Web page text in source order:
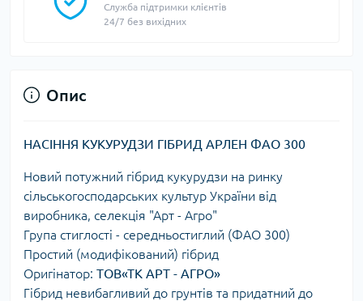
Служба підтримки клієнтів
24/7 без вихідних
Опис
НАСІННЯ КУКУРУДЗИ ГІБРИД АРЛЕН ФАО 300
Новий потужний гібрид кукурудзи на ринку
сільськогосподарських культур України від
виробника, селекція "Арт - Агро"
Група стиглості - середньостиглий (ФАО 300)
Простий (модифікований) гібрид
Оригінатор: ТОВ«ТК АРТ - АГРО»
Гібрид невибагливий до грунтів та придатний до